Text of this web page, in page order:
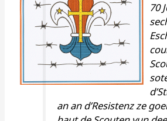
70
an an d’Resistenz ze